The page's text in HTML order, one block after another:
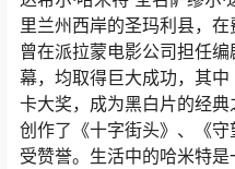
里兰州西岸的圣玛利县，
曾在派拉蒙电影公司担任
幕，均取得巨大成功，其
卡大奖，成为黑白片的经
创作了《十字街头》、《
受赞誉。生活中的哈米特